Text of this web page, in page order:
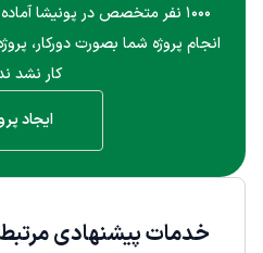
۱۰۰۰ نفر متخصص در پونیشا
انجام پروژه شما بصورت دورکار،
کار نشد
ایجاد
خدمات پیشنهادی مرتبط